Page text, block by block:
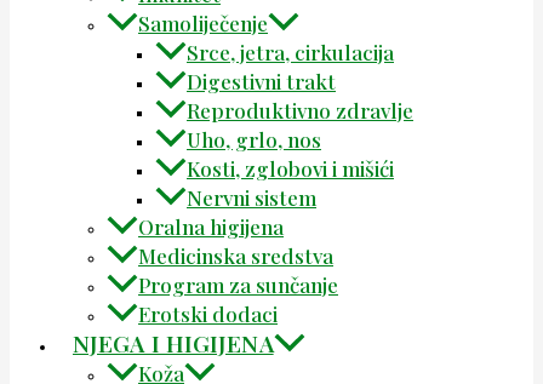
Samoliječenje
Srce, jetra, cirkulacija
Digestivni trakt
Reproduktivno zdravlje
Uho, grlo, nos
Kosti, zglobovi i mišići
Nervni sistem
Oralna higijena
Medicinska sredstva
Program za sunčanje
Erotski dodaci
NJEGA I HIGIJENA
Koža